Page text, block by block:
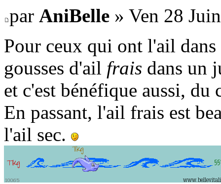
par AniBelle » Ven 28
Pour ceux qui ont l'ail
gousses d'ail frais dans un
et c'est bénéfique aussi,
En passant, l'ail frais est
l'ail sec.